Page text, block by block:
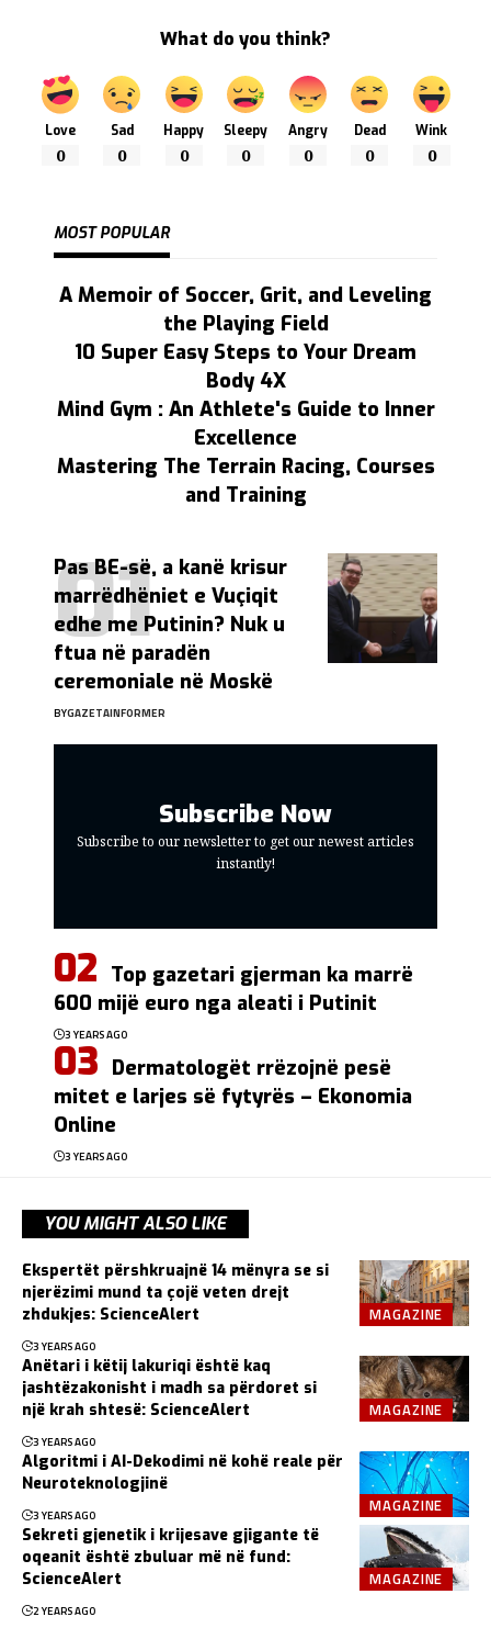
What do you think?
Love
0
Sad
0
Happy
0
Sleepy
0
Angry
0
Dead
0
Wink
0
MOST POPULAR
A Memoir of Soccer, Grit, and Leveling
the Playing Field
10 Super Easy Steps to Your Dream
Body 4X
Mind Gym : An Athlete's Guide to Inner
Excellence
Mastering The Terrain Racing, Courses
and Training
Pas BE-së, a kanë krisur
marrëdhëniet e Vuçiqit
edhe me Putinin? Nuk u
ftua në paradën
ceremoniale në Moskë
BYGAZETAINFORMER
Subscribe Now
Subscribe to our newsletter to get our newest articles
instantly!
Top gazetari gjerman ka marrë
600 mijë euro nga aleati i Putinit
3 YEARS AGO
Dermatologët rrëzojnë pesë
mitet e larjes së fytyrës – Ekonomia
Online
3 YEARS AGO
YOU MIGHT ALSO LIKE
MAGAZINE
Ekspertët përshkruajnë 14 mënyra se si
njerëzimi mund ta çojë veten drejt
zhdukjes: ScienceAlert
3 YEARS AGO
MAGAZINE
Anëtari i këtij lakuriqi është kaq
jashtëzakonisht i madh sa përdoret si
një krah shtesë: ScienceAlert
3 YEARS AGO
MAGAZINE
Algoritmi i AI-Dekodimi në kohë reale për
Neuroteknologjinë
3 YEARS AGO
MAGAZINE
Sekreti gjenetik i krijesave gjigante të
oqeanit është zbuluar më në fund:
ScienceAlert
2 YEARS AGO